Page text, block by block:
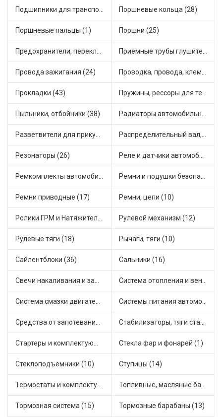
Подшипники для транспорта (24) Поршневые кольца (28)
Поршневые пальцы (1) Поршни (25)
Предохранители, переключатели, кнопки автомобильные (22) Приемные трубы глушителя (23)
Провода зажигания (24) Проводка, провода, клеммы и разъемы (20)
Прокладки (43) Пружины, рессоры для техники (27)
Пыльники, отбойники (38) Радиаторы автомобильные (27)
Разветвители для прикуривателя (4) Распределительный вал, шестерни распределительного (4)
Резонаторы (26) Реле и датчики автомобильные (130)
Ремкомплекты автомобильные (25) Ремни и подушки безопасности (1)
Ремни приводные (17) Ремни, цепи (10)
Ролики ГРМ и Натяжители (20) Рулевой механизм (12)
Рулевые тяги (18) Рычаги, тяги (10)
Сайлентблоки (36) Сальники (16)
Свечи накаливания и зажигания (22) Система отопления и вентиляции (31)
Система смазки двигателя (2) Системы питания автомобиля (8)
Средства от запотевания и размораживатели стекла (1) Стабилизаторы, тяги стабилизатора, стойки стабилиз (21)
Стартеры и комплектующие (27) Стекла фар и фонарей (1)
Стеклоподъемники (10) Ступицы (14)
Термостаты и комплектующие системы охлаждения (57) Топливные, масляные баки (3)
Тормозная система (15) Тормозные барабаны (13)